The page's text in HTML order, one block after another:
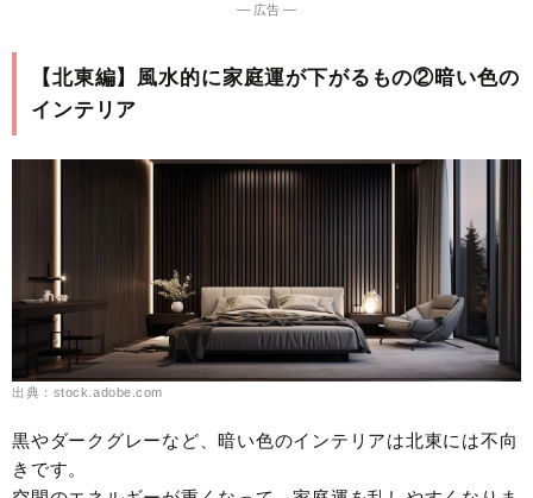
― 広告 ―
【北東編】風水的に家庭運が下がるもの②暗い色の
インテリア
出典：stock.adobe.com
黒やダークグレーなど、暗い色のインテリアは北東には不向
きです。